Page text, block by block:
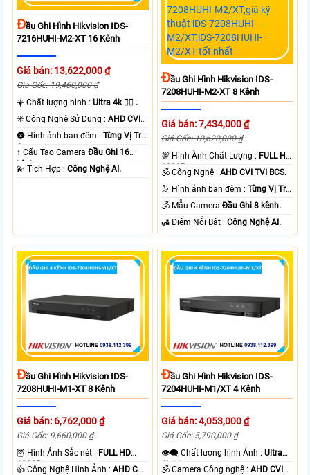
ĐẦu Ghi Hình Hikvision IDS-
7216HUHI-M2-XT 16 Kênh
Giá bán: 13,622,000 ₫
Giá Gốc: 19,460,000 ₫
☀️ Chất lượng hình :Ultra 4k 👍🏾 .
✳️ Công Nghệ Sử Dụng :AHD CVI
TVI BCS.
🌚 Hình ảnh ban đêm :Từng Vị Trí
Camera .
↕️ Cấu Tạo CameraĐầu Ghi 16
kênh.
️💫 Tích Hợp :Công Nghệ AI.
ĐẦu Ghi Hình Hikvision IDS-
7208HUHI-M2-XT 8 Kênh
Giá bán: 7,434,000 ₫
Giá Gốc: 10,620,000 ₫
💯 Hình Ành Chất Lượng : FULL HD
1080P .
🕉️ Công Nghệ :AHD CVI TVI BCS.
🌛 Hình ảnh ban đêm :Từng Vị Trí
Camera .
🕉️ Mẫu CameraĐầu Ghi 8 kênh.
️🛃 Điểm Nỗi Bật :Công Nghệ AI.
ĐẦu Ghi Hình Hikvision IDS-
7208HUHI-M1-XT 8 Kênh
Giá bán: 6,762,000 ₫
Giá Gốc: 9,660,000 ₫
🦉 Hình Ảnh Sắc nét : FULL HD
1080P .
👍 Công Nghệ Hình Ảnh :AHD CVI
ĐẦu Ghi Hình Hikvision IDS-
7204HUHI-M1/XT 4 Kênh
Giá bán: 4,053,000 ₫
Giá Gốc: 5,790,000 ₫
👁️‍🗨 Chất lượng hình Ảnh :Ultra
4k 👍🏾 .
🕉️ Camera Công nghệ :AHD CVI